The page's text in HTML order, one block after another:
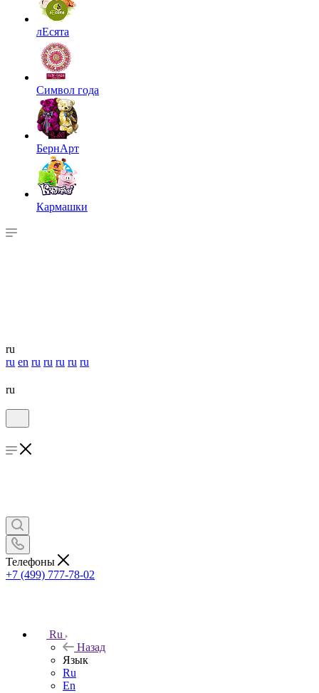
лЕсята
Символ года
БернАрт
Кармашки
ru
ru en ru ru ru ru ru
ru
Телефоны
+7 (499) 777-78-02
Ru
Назад
Язык
Ru
En